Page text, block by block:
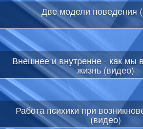
Две модели поведения
Внешнее и внутренне - как мы
жизнь (видео)
Работа психики при
(видео)